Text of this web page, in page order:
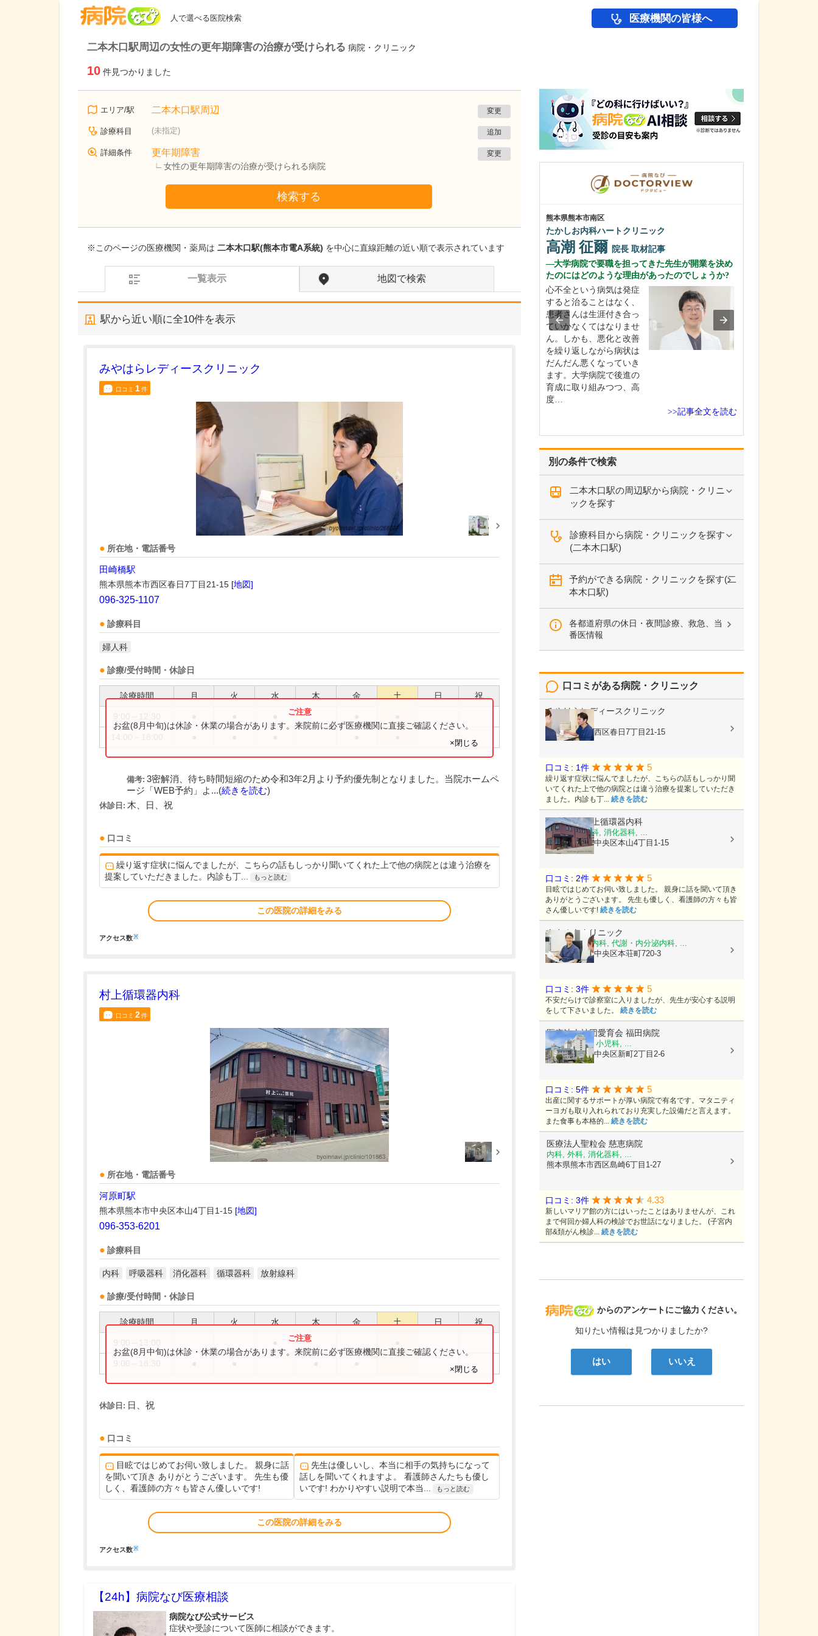
人で選べる医院検索 医療機関の皆様へ
二本木口駅周辺の女性の更年期障害の治療が受けられる 病院・クリニック
10 件見つかりました
エリア/駅 二本木口駅周辺 変更
診療科目 (未指定) 追加
詳細条件 更年期障害
女性の更年期障害の治療が受けられる病院
変更
検索する
※このページの医療機関・薬局は 二本木口駅(熊本市電A系統) を中心に直線距離の近い順で表示されています
一覧表示 地図で検索
駅から近い順に全10件を表示
みやはらレディースクリニック
口コミ 1件
所在地・電話番号
田崎橋駅
熊本県熊本市西区春日7丁目21-15 [地図]
096-325-1107
診療科目
婦人科
診療/受付時間・休診日
診療時間 月 火 水 木 金 土 日 祝
お盆(8月中旬)は休診・休業の場合があります。来院前に必ず医療機関に直接ご確認ください。
×閉じる
備考: 3密解消、待ち時間短縮のため令和3年2月より予約優先制となりました。当院ホームペ
ージ「WEB予約」よ...(続きを読む)
休診日: 木、日、祝
口コミ
繰り返す症状に悩んでましたが、こちらの話もしっかり聞いてくれた上で他の病院とは違う治療を
提案していただきました。内診も丁...
もっと読む
この医院の詳細をみる
アクセス数※
村上循環器内科
口コミ 2件
所在地・電話番号
河原町駅
熊本県熊本市中央区本山4丁目1-15 [地図]
096-353-6201
診療科目
内科 呼吸器科 消化器科 循環器科 放射線科
診療/受付時間・休診日
診療時間 月 火 水 木 金 土 日 祝
お盆(8月中旬)は休診・休業の場合があります。来院前に必ず医療機関に直接ご確認ください。
×閉じる
休診日: 日、祝
口コミ
目眩ではじめてお伺い致しました。 親身に話
を聞いて頂き ありがとうございます。 先生も優
しく、看護師の方々も皆さん優しいです!
先生は優しいし、本当に相手の気持ちになって
話しを聞いてくれますよ。 看護師さんたちも優し
いです! わかりやすい説明で本当...
もっと読む
この医院の詳細をみる
アクセス数※
【24h】 病院なび医療相談
病院なび公式サービス
症状や受診について医師に相談ができます。
別の条件で検索
二本木口駅の周辺駅から病院・クリニ
ックを探す
診療科目から病院・クリニックを探す
(二本木口駅)
予約ができる病院・クリニックを探す(二
本木口駅)
各都道府県の休日・夜間診療、救急、当
番医情報
病院なび
からのアンケートにご協力ください。
知りたい情報は見つかりましたか?
はい いいえ
口コミがある病院・クリニック
みやはらレディースクリニック
婦人科
熊本県熊本市西区春日7丁目21-15
口コミ: 1件 5
繰り返す症状に悩んでましたが、こちらの話もしっかり聞
いてくれた上で他の病院とは違う治療を提案していただき
ました。内診も丁... 続きを読む
医療法人村上循環器内科
内科, 呼吸器科, 消化器科, ...
熊本県熊本市中央区本山4丁目1-15
口コミ: 2件 5
目眩ではじめてお伺い致しました。 親身に話を聞いて頂き
ありがとうございます。 先生も優しく、看護師の方々も皆
さん優しいです! 続きを読む
きさぬきクリニック
糖尿病内科, 内科, 代謝・内分泌内科, ...
熊本県熊本市中央区本荘町720-3
口コミ: 3件 5
不安だらけで診察室に入りましたが、先生が安心する説明
をして下さいました。 続きを読む
医療法人社団愛育会 福田病院
産科, 婦人科, 小児科, ...
熊本県熊本市中央区新町2丁目2-6
口コミ: 5件 5
出産に関するサポートが厚い病院で有名です。マタニティ
ーヨガも取り入れられており充実した設備だと言えます。
また食事も本格的... 続きを読む
医療法人聖粒会 慈恵病院
内科, 外科, 消化器科, ...
熊本県熊本市西区島崎6丁目1-27
口コミ: 3件 4.33
新しいマリア館の方にはいったことはありませんが、これ
まで何回か婦人科の検診でお世話になりました。 (子宮内
部&頚がん検診... 続きを読む
熊本県熊本市南区
たかしお内科ハートクリニック
高潮 征爾 院長 取材記事
大学病院で要職を担ってきた先生が開業を決め
たのにはどのような理由があったのでしょうか?
心不全という病気は発症
すると治ることはなく、
患者さんは生涯付き合っ
ていかなくてはなりませ
ん。しかも、悪化と改善
を繰り返しながら病状は
だんだん悪くなっていき
ます。大学病院で後進の
育成に取り組みつつ、高
度…
>>記事全文を読む
佐瀬総合診療所
佐瀬 友彦院長取材記事
ことを教えてください。
患者さんはそれぞれ、置
かれている生活環境や、
患者…